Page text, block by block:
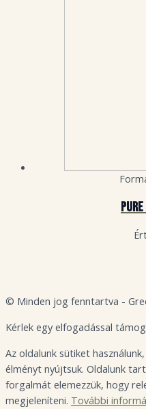
Pure
© Minden jog fenntartva -
Kérlek egy elfogadással
Az oldalunk sütiket
élményt nyújtsuk. Oldalunk
forgalmát elemezzük, hogy
megjeleníteni. További